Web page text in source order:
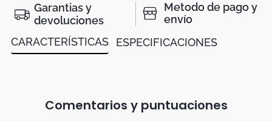
Garantias y
devoluciones
Metodo de pago y
envío
CARACTERÍSTICAS
ESPECIFICACIONES
Comentarios